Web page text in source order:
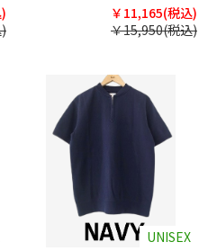
￥11,165(税込)
￥15,950(税込)
UNISEX